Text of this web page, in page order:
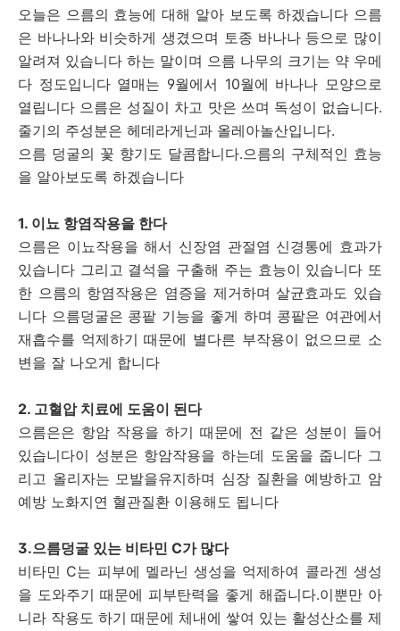
오늘은 으름의 효능에 대해 알아 보도록 하겠습니다 으름
은 바나나와 비슷하게 생겼으며 토종 바나나 등으로 많이
알려져 있습니다 하는 말이며 으름 나무의 크기는 약 우메
다 정도입니다 열매는 9월에서 10월에 바나나 모양으로
열립니다 으름은 성질이 차고 맛은 쓰며 독성이 없습니다.
줄기의 주성분은 헤데라게닌과 올레아놀산입니다.
으름 덩굴의 꽃 향기도 달콤합니다.으름의 구체적인 효능
을 알아보도록 하겠습니다
1. 이뇨 항염작용을 한다
으름은 이뇨작용을 해서 신장염 관절염 신경통에 효과가
있습니다 그리고 결석을 구출해 주는 효능이 있습니다 또
한 으름의 항염작용은 염증을 제거하며 살균효과도 있습
니다 으름덩굴은 콩팥 기능을 좋게 하며 콩팥은 여관에서
재흡수를 억제하기 때문에 별다른 부작용이 없으므로 소
변을 잘 나오게 합니다
2. 고혈압 치료에 도움이 된다
으름은은 항암 작용을 하기 때문에 전 같은 성분이 들어
있습니다이 성분은 항암작용을 하는데 도움을 줍니다 그
리고 올리자는 모발을유지하며 심장 질환을 예방하고 암
예방 노화지연 혈관질환 이용해도 됩니다
3.으름덩굴 있는 비타민 C가 많다
비타민 C는 피부에 멜라닌 생성을 억제하여 콜라겐 생성
을 도와주기 때문에 피부탄력을 좋게 해줍니다.이뿐만 아
니라 작용도 하기 때문에 체내에 쌓여 있는 활성산소를 제